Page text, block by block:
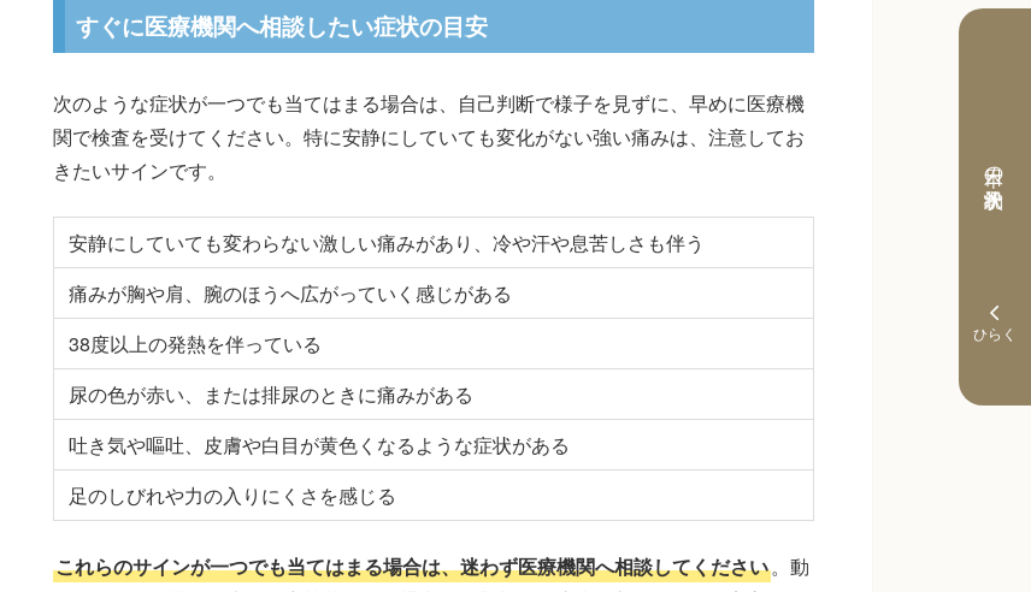
本日の予約状況
すぐに医療機関へ相談したい症状の目安
次のような症状が一つでも当てはまる場合は、自己判断で様子を見ずに、早めに医療機
関で検査を受けてください。特に安静にしていても変化がない強い痛みは、注意してお
きたいサインです。
安静にしていても変わらない激しい痛みがあり、冷や汗や息苦しさも伴う
痛みが胸や肩、腕のほうへ広がっていく感じがある
38度以上の発熱を伴っている
尿の色が赤い、または排尿のときに痛みがある
吐き気や嘔吐、皮膚や白目が黄色くなるような症状がある
足のしびれや力の入りにくさを感じる
これらのサインが一つでも当てはまる場合は、迷わず医療機関へ相談してください。動